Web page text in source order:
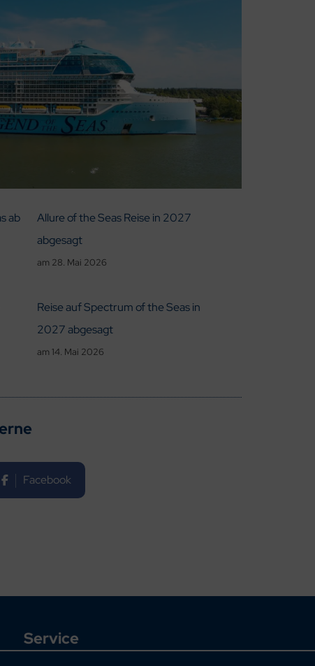
ab
Allure of the Seas Reise in 2027
abgesagt
am 28. Mai 2026
Reise auf Spectrum of the Seas in
2027 abgesagt
am 14. Mai 2026
Facebook
Service